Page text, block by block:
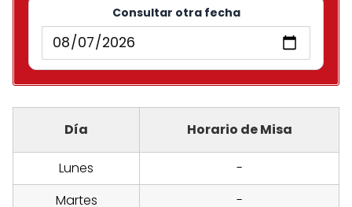
Consultar otra fecha
Día Horario de Misa
Lunes
-
Martes
-